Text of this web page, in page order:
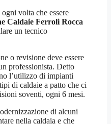
volta che essere
Caldaie Ferroli Rocca
un tecnico
o revisione deve essere
professionista. Detto
l’utilizzo di impianti
di caldaie a patto che ci
soventi, ogni 6 mesi.
di alcuni
nella caldaia e che